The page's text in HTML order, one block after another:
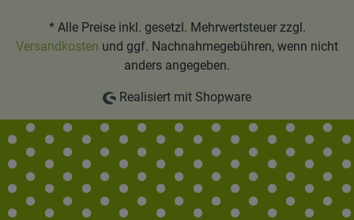
* Alle Preise inkl. gesetzl. Mehrwertsteuer zzgl.
Versandkosten und ggf. Nachnahmegebühren, wenn nicht
anders angegeben.
Realisiert mit Shopware